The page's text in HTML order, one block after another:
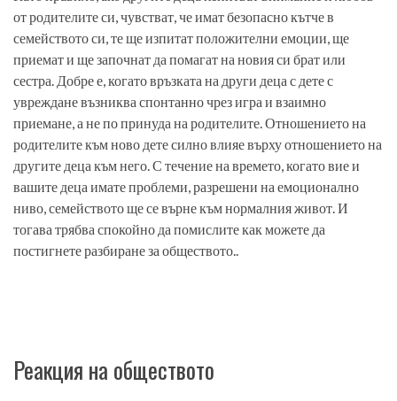
от родителите си, чувстват, че имат безопасно кътче в
семейството си, те ще изпитат положителни емоции, ще
приемат и ще започнат да помагат на новия си брат или
сестра. Добре е, когато връзката на други деца с дете с
увреждане възниква спонтанно чрез игра и взаимно
приемане, а не по принуда на родителите. Отношението на
родителите към ново дете силно влияе върху отношението на
другите деца към него. С течение на времето, когато вие и
вашите деца имате проблеми, разрешени на емоционално
ниво, семейството ще се върне към нормалния живот. И
тогава трябва спокойно да помислите как можете да
постигнете разбиране за обществото..
Реакция на обществото